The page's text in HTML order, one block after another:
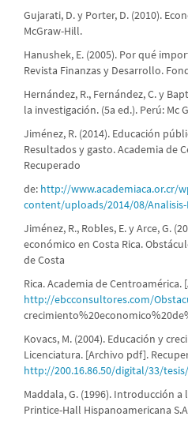
Gujarati, D. y Porter, D. (2010).
McGraw-Hill.
Hanushek, E. (2005). Por qué
Revista Finanzas y Desarrollo.
Hernández, R., Fernández, C. y
la investigación. (5a ed.). Perú: Mc
Jiménez, R. (2014). Educación
Resultados y gasto. Academia de
Recuperado
de: http://www.academiaca.or.cr/
content/uploads/2014/08/
Jiménez, R., Robles, E. y Arce, G.
económico en Costa Rica.
de Costa
Rica. Academia de
http://ebcconsultores.com/
Kovacs, M. (2004). Educación y
Licenciatura. [Archivo pdf].
http://200.16.86.50/digital/33/
Maddala, G. (1996). Introducción a
Printice-Hall Hispanoamericana